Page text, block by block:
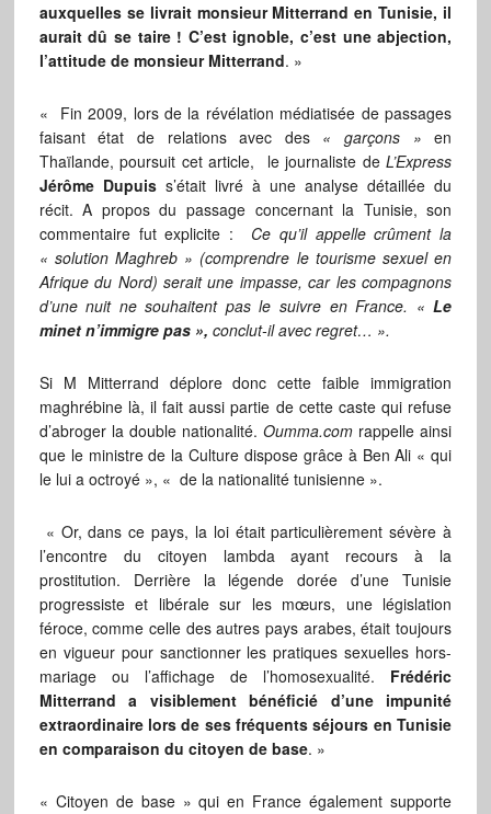
auxquelles se livrait monsieur Mitterrand en Tunisie, il
aurait dû se taire ! C’est ignoble, c’est une abjection,
l’attitude de monsieur Mitterrand. »
«
Fin 2009, lors de la révélation médiatisée de passages
faisant état de relations avec des « garçons »en
Thaïlande, poursuit cet article, le journaliste deL’Express
Jérôme Dupuiss’était livré à une analyse détaillée du
récit. A propos du passage concernant la Tunisie, son
commentaire fut explicite :
Ce qu’il appelle crûment la
« solution Maghreb » (comprendre le tourisme sexuel en
Afrique du Nord) serait une impasse, car les compagnons
d’une nuit ne souhaitent pas le suivre en France. «Le
minet n’immigre pas », conclut-il avec regret… ».
Si M Mitterrand déplore donc cette faible immigration
maghrébine là, il fait aussi partie de cette caste qui refuse
d’abroger la double nationalité.Oumma.com rappelle ainsi
que le ministre de la Culture dispose grâce à Ben Ali « qui
le lui a octroyé », « de la nationalité tunisienne ».
« Or, dans ce pays, la loi était particulièrement sévère à
l’encontre du citoyen lambda ayant recours à la
prostitution. Derrière la légende dorée d’une Tunisie
progressiste et libérale sur les mœurs, une législation
féroce, comme celle des autres pays arabes, était toujours
en vigueur pour sanctionner les pratiques sexuelles hors-
mariage ou l’affichage de l’homosexualité. Frédéric
Mitterrand a visiblement bénéficié d’une impunité
extraordinaire lors de ses fréquents séjours en Tunisie
en comparaison du citoyen de base. »
« Citoyen de base » qui en France également supporte